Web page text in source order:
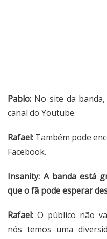
Pablo: No site da banda,
canal do Youtube.
Rafael: Também pode
Facebook.
Insanity: A banda está
que o fã pode esperar
Rafael: O público não
nós temos uma